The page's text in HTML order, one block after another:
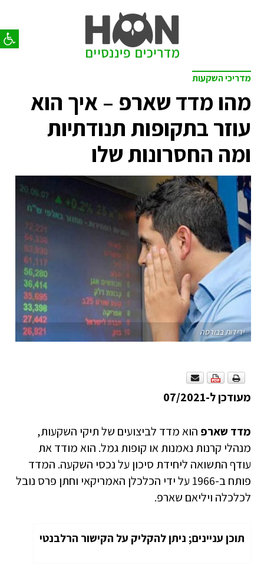
פתח
מדריכי השקעות
מהו מדד שארפ – איך הוא
עוזר בתקופות תנודתיות
ומה החסרונות שלו
ירידות בבורסה
מעודכן ל-07/2021
מדד שארפ הוא מדד לביצועים של תיקי השקעות,
מנהלי קרנות נאמנות או קופות גמל. הוא מודד את
עודף התשואה ליחידת סיכון על נכסי השקעה. המדד
פותח ב-1966 על ידי הכלכלן האמריקאי וחתן פרס נובל
לכלכלה ויליאם שארפ.
תוכן עניינים; ניתן להקליק על הקישור הרלבנטי